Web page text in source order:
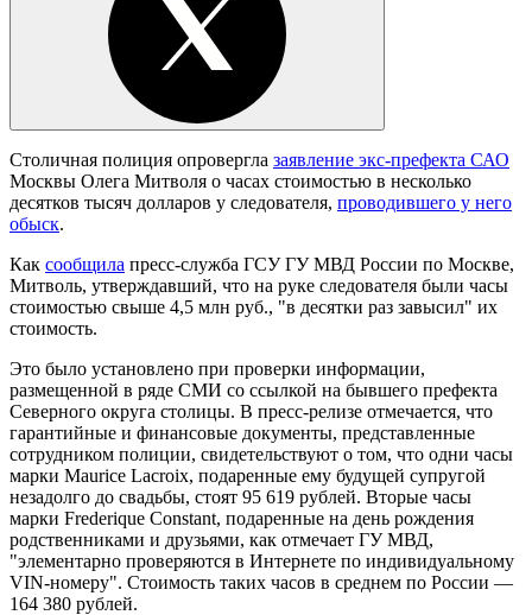
Столичная полиция опровергла заявление экс-префекта САО
Москвы Олега Митволя о часах стоимостью в несколько
десятков тысяч долларов у следователя, проводившего у него
обыск.
Как сообщила пресс-служба ГСУ ГУ МВД России по Москве,
Митволь, утверждавший, что на руке следователя были часы
стоимостью свыше 4,5 млн руб., "в десятки раз завысил" их
стоимость.
Это было установлено при проверки информации,
размещенной в ряде СМИ со ссылкой на бывшего префекта
Северного округа столицы. В пресс-релизе отмечается, что
гарантийные и финансовые документы, представленные
сотрудником полиции, свидетельствуют о том, что одни часы
марки Maurice Lacroix, подаренные ему будущей супругой
незадолго до свадьбы, стоят 95 619 рублей. Вторые часы
марки Frеdеrique Constant, подаренные на день рождения
родственниками и друзьями, как отмечает ГУ МВД,
"элементарно проверяются в Интернете по индивидуальному
VIN-номеру". Стоимость таких часов в среднем по России —
164 380 рублей.